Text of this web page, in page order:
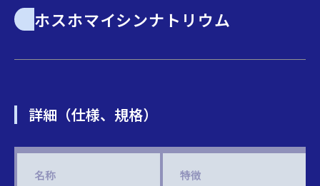
ホスホマイシンナトリウム
詳細（仕様、規格）
名称 特徴